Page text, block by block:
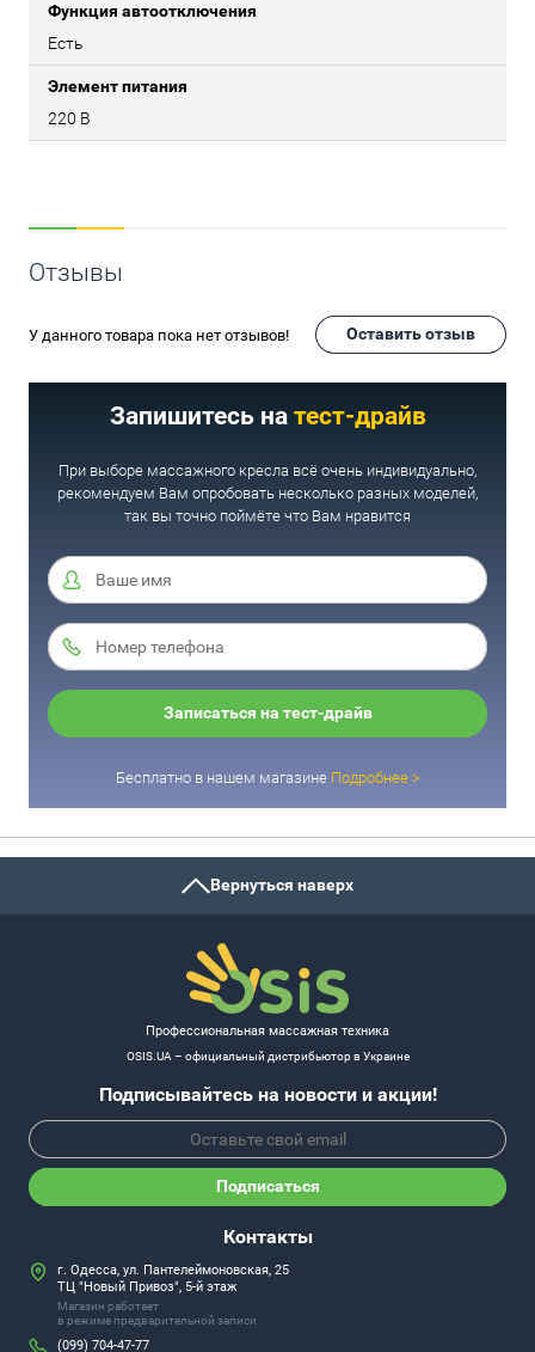
Функция автоотключения
Есть
Элемент питания
220 В
Отзывы
У данного товара пока нет отзывов! Оставить отзыв
Запишитесь на тест-драйв
При выборе массажного кресла всё очень индивидуально,
рекомендуем Вам опробовать несколько разных моделей,
так вы точно поймёте что Вам нравится
Записаться на тест-драйв
Бесплатно в нашем магазине Подробнее >
Вернуться наверх
Профессиональная массажная техника
OSIS.UA – официальный дистрибьютор в Украине
Подписывайтесь на новости и акции!
Подписаться
Контакты
г. Одесса, ул. Пантелеймоновская, 25
ТЦ "Новый Привоз", 5-й этаж
Магазин работает
в режиме предварительной записи
(099) 704-47-77